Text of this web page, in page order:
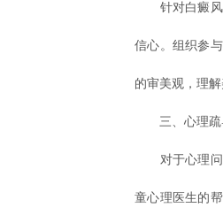
针对白癜风
信心。组织参
的审美观，理
三、心理疏
对于心理问
童心理医生的